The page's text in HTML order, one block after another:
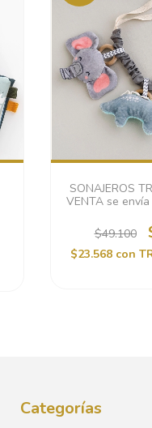
SONAJEROS
VENTA se
$49.100
$23.568 con
Categorías